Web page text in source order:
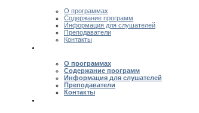
О программах
Содержание программ
Информация для слушателей
Преподаватели
Контакты
О программах
Содержание программ
Информация для слушателей
Преподаватели
Контакты